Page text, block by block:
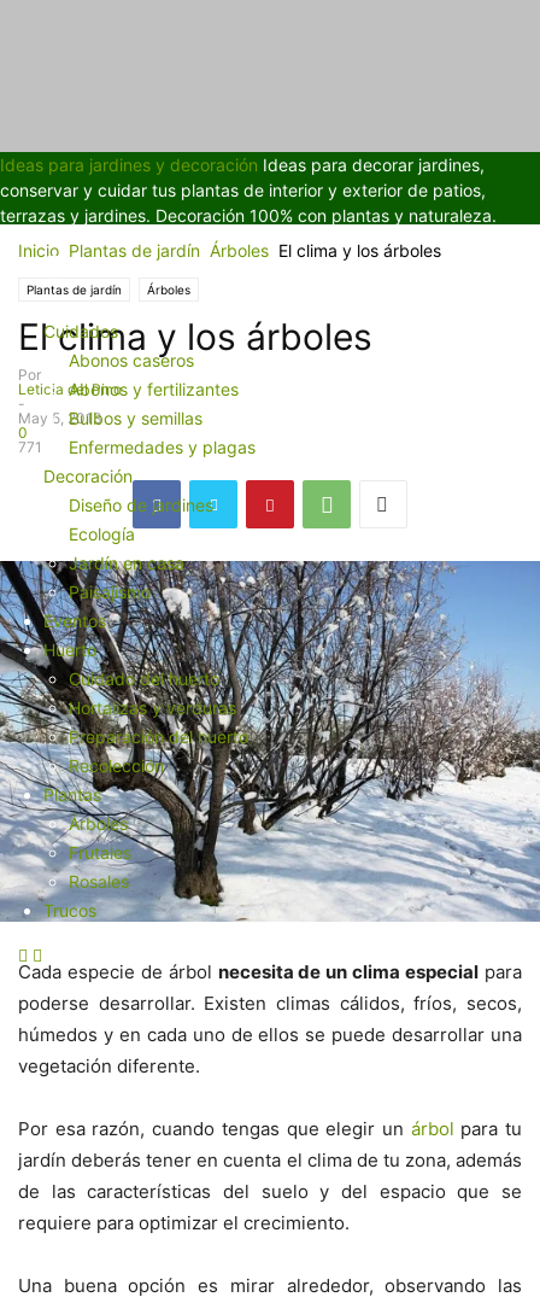
Ideas para jardines y decoración Ideas para decorar jardines,
conservar y cuidar tus plantas de interior y exterior de patios,
terrazas y jardines. Decoración 100% con plantas y naturaleza.
Cuidados
Abonos caseros
Abonos y fertilizantes
Bulbos y semillas
Enfermedades y plagas
Decoración
Diseño de jardines
Ecología
Jardín en casa
Paisajismo
Eventos
Huerto
Cuidado del huerto
Hortalizas y verduras
Preparación del huerto
Recolección
Plantas
Árboles
Frutales
Rosales
Trucos
Inicio Plantas de jardín Árboles El clima y los árboles
Plantas de jardín Árboles
El clima y los árboles
Por
Leticia del Pino
-
May 5, 2013
0
771
Cada especie de árbol necesita de un clima especial para
poderse desarrollar. Existen climas cálidos, fríos, secos,
húmedos y en cada uno de ellos se puede desarrollar una
vegetación diferente.
Por esa razón, cuando tengas que elegir un árbol para tu
jardín deberás tener en cuenta el clima de tu zona, además
de las características del suelo y del espacio que se
requiere para optimizar el crecimiento.
Una buena opción es mirar alrededor, observando las